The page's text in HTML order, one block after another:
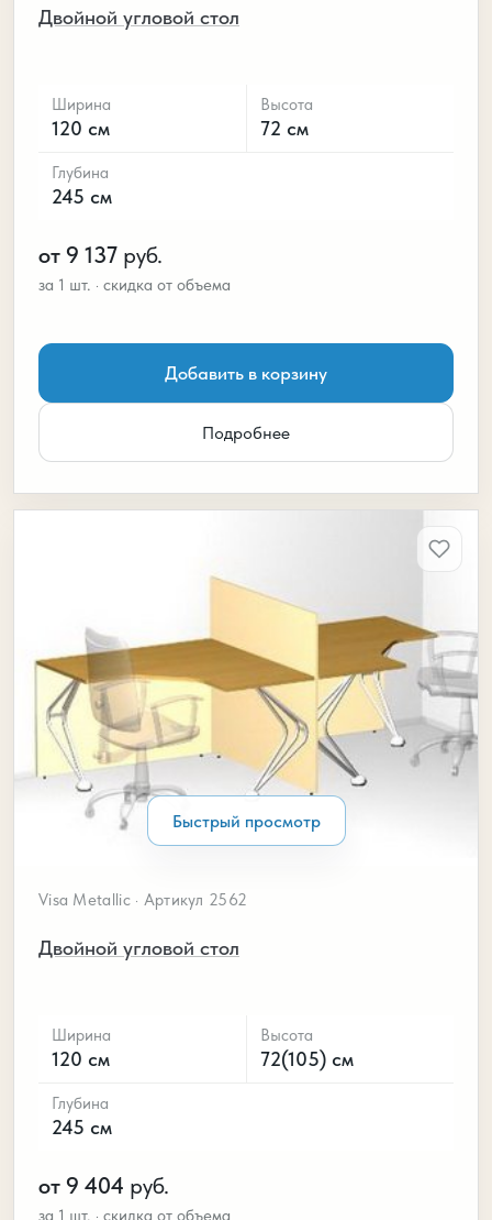
Двойной угловой стол
Ширина
120 см
Высота
72 см
Глубина
245 см
от 9 137 руб.
Добавить в корзину
Подробнее
Быстрый просмотр
Visa Metallic · Артикул 2562
Двойной угловой стол
Ширина
120 см
Высота
72(105) см
Глубина
245 см
от 9 404 руб.